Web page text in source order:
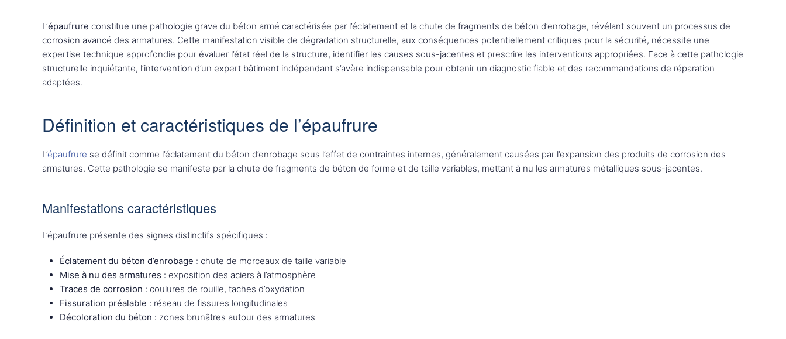
L’épaufrure constitue une pathologie grave du béton armé caractérisée par l’éclatement et la chute de fragments de béton d’enrobage, révélant souvent un processus de
corrosion avancé des armatures. Cette manifestation visible de dégradation structurelle, aux conséquences potentiellement critiques pour la sécurité, nécessite une
expertise technique approfondie pour évaluer l’état réel de la structure, identifier les causes sous-jacentes et prescrire les interventions appropriées. Face à cette pathologie
structurelle inquiétante, l’intervention d’un expert bâtiment indépendant s’avère indispensable pour obtenir un diagnostic fiable et des recommandations de réparation
adaptées.
Définition et caractéristiques de l’épaufrure
L’épaufrure se définit comme l’éclatement du béton d’enrobage sous l’effet de contraintes internes, généralement causées par l’expansion des produits de corrosion des
armatures. Cette pathologie se manifeste par la chute de fragments de béton de forme et de taille variables, mettant à nu les armatures métalliques sous-jacentes.
Manifestations caractéristiques
L’épaufrure présente des signes distinctifs spécifiques :
Éclatement du béton d’enrobage : chute de morceaux de taille variable
Mise à nu des armatures : exposition des aciers à l’atmosphère
Traces de corrosion : coulures de rouille, taches d’oxydation
Fissuration préalable : réseau de fissures longitudinales
Décoloration du béton : zones brunâtres autour des armatures